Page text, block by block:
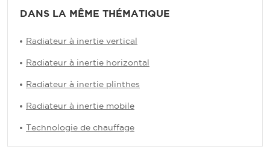
DANS LA MÊME THÉMATIQUE
Radiateur à inertie vertical
Radiateur à inertie horizontal
Radiateur à inertie plinthes
Radiateur à inertie mobile
Technologie de chauffage